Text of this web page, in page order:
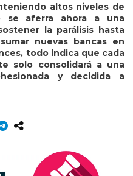
altos niveles de
se aferra ahora a una
la parálisis hasta
nuevas bancas en
todo indica que cada
solo consolidará a una
y decidida a